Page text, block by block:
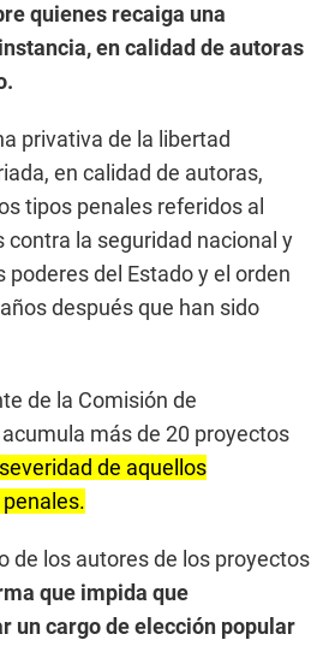
quienes recaiga una
en calidad de autoras
privativa de la libertad
en calidad de autoras,
tipos penales referidos al
la seguridad nacional y
del Estado y el orden
después que han sido
de la Comisión de
más de 20 proyectos
de aquellos
de los autores de los proyectos
que impida que
un cargo de elección popular